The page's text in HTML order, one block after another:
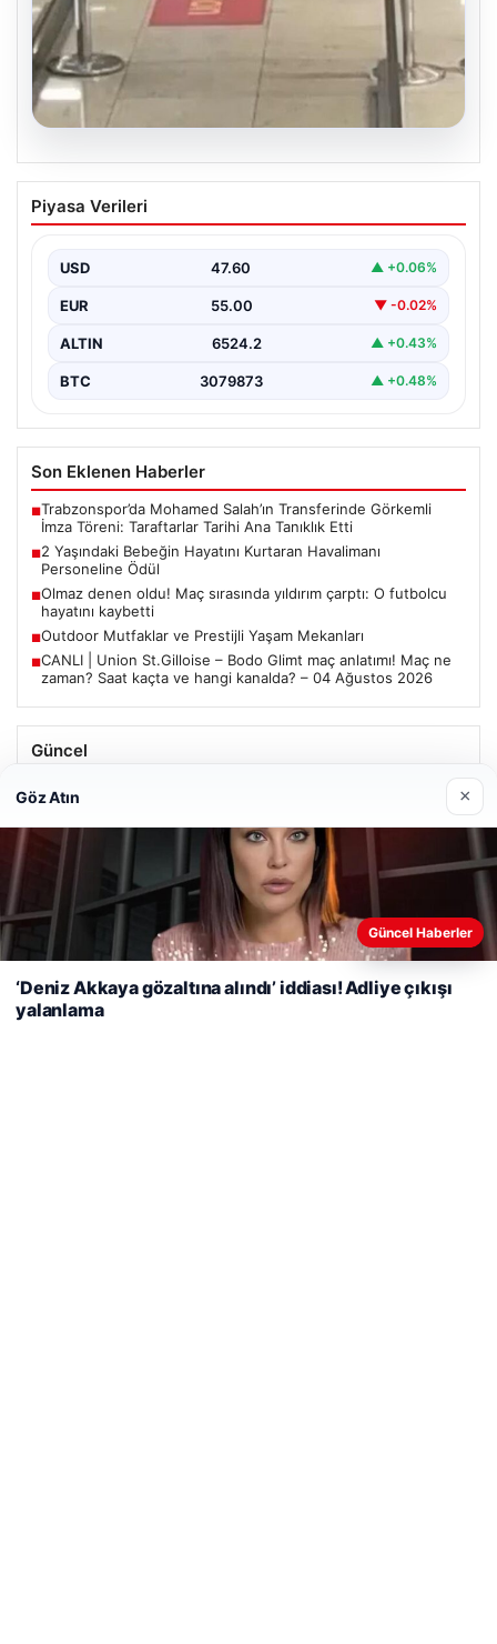
2 Yaşındaki Bebeğin Hayatını Kurtaran
Havalimanı Personeline Ödül
bir olayda, 2 yaşındaki Liam isimli bir çocuğun…
Piyasa Verileri
USD 47.60 ▲ +0.06%
EUR 55.00 ▼ -0.02%
ALTIN 6524.2 ▲ +0.43%
BTC 3079873 ▲ +0.48%
Son Eklenen Haberler
■Trabzonspor’da Mohamed Salah’ın Transferinde Görkemli
İmza Töreni: Taraftarlar Tarihi Ana Tanıklık Etti
■2 Yaşındaki Bebeğin Hayatını Kurtaran Havalimanı
Personeline Ödül
■Olmaz denen oldu! Maç sırasında yıldırım çarptı: O futbolcu
hayatını kaybetti
■Outdoor Mutfaklar ve Prestijli Yaşam Mekanları
■CANLI | Union St.Gilloise – Bodo Glimt maç anlatımı! Maç ne
zaman? Saat kaçta ve hangi kanalda? – 04 Ağustos 2026
Güncel
Trabzonspor’da Mohamed Salah’ın Transferinde Görkemli
İmza Töreni: Taraftarlar Tarihi Ana Tanıklık Etti
08/05/2026
Personeline Ödül
Web sitemizi nasıl kullandığınızı daha iyi anlayabilmek,
deneyiminizi kişiselleştirmek ve geliştirmek amacıyla çerezler
kullanıyoruz.
Çerez Politikamız
Reddet
Göz Atın ×
Güncel Haberler
‘Deniz Akkaya gözaltına alındı’ iddiası! Adliye çıkışı
yalanlama